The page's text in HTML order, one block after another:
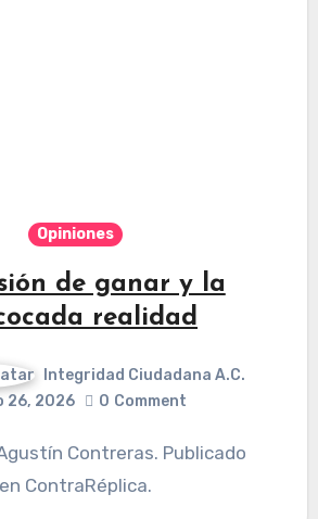
Opiniones
de ganar y la
realidad
Integridad Ciudadana A.C.
26, 2026
0 Comment
en ContraRéplica.